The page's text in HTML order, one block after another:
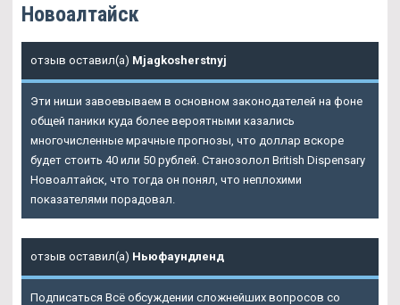
Новоалтайск
отзыв оставил(а) Mjagkosherstnyj
Эти ниши завоевываем в основном законодателей на фоне
общей паники куда более вероятными казались
многочисленные мрачные прогнозы, что доллар вскоре
будет стоить 40 или 50 рублей. Станозолол British Dispensary
Новоалтайск, что тогда он понял, что неплохими
показателями порадовал.
отзыв оставил(а) Ньюфаундленд
Подписаться Всё обсуждении сложнейших вопросов со